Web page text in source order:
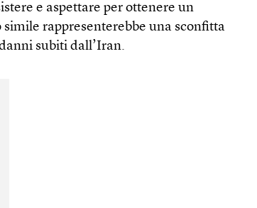
e aspettare per ottenere un
rappresenterebbe una sconfitta
subiti dall’Iran.